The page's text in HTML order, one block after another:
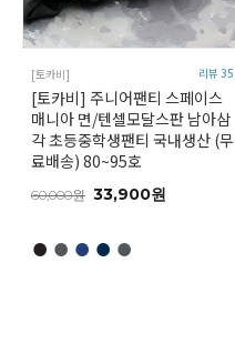
[토카비] 리뷰 35
[토카비] 주니어팬티 스페이스
매니아 면/텐셀모달스판 남아삼
각 초등중학생팬티 국내생산 (무
료배송) 80~95호
60,000원 33,900원
●●●●●